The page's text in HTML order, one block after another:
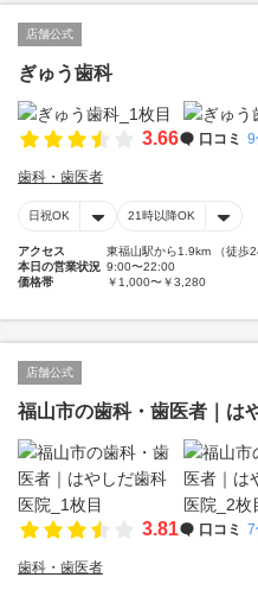
店舗公式
ぎゅう歯科
3.66 口コミ 9
歯科・歯医者
日祝OK 21時以降OK
アクセス
東福山駅から1.9km （徒歩
本日の営業状況 9:00〜22:00
価格帯
￥1,000〜￥3,280
店舗公式
福山市の歯科・歯医者｜は
3.81 口コミ 7
歯科・歯医者